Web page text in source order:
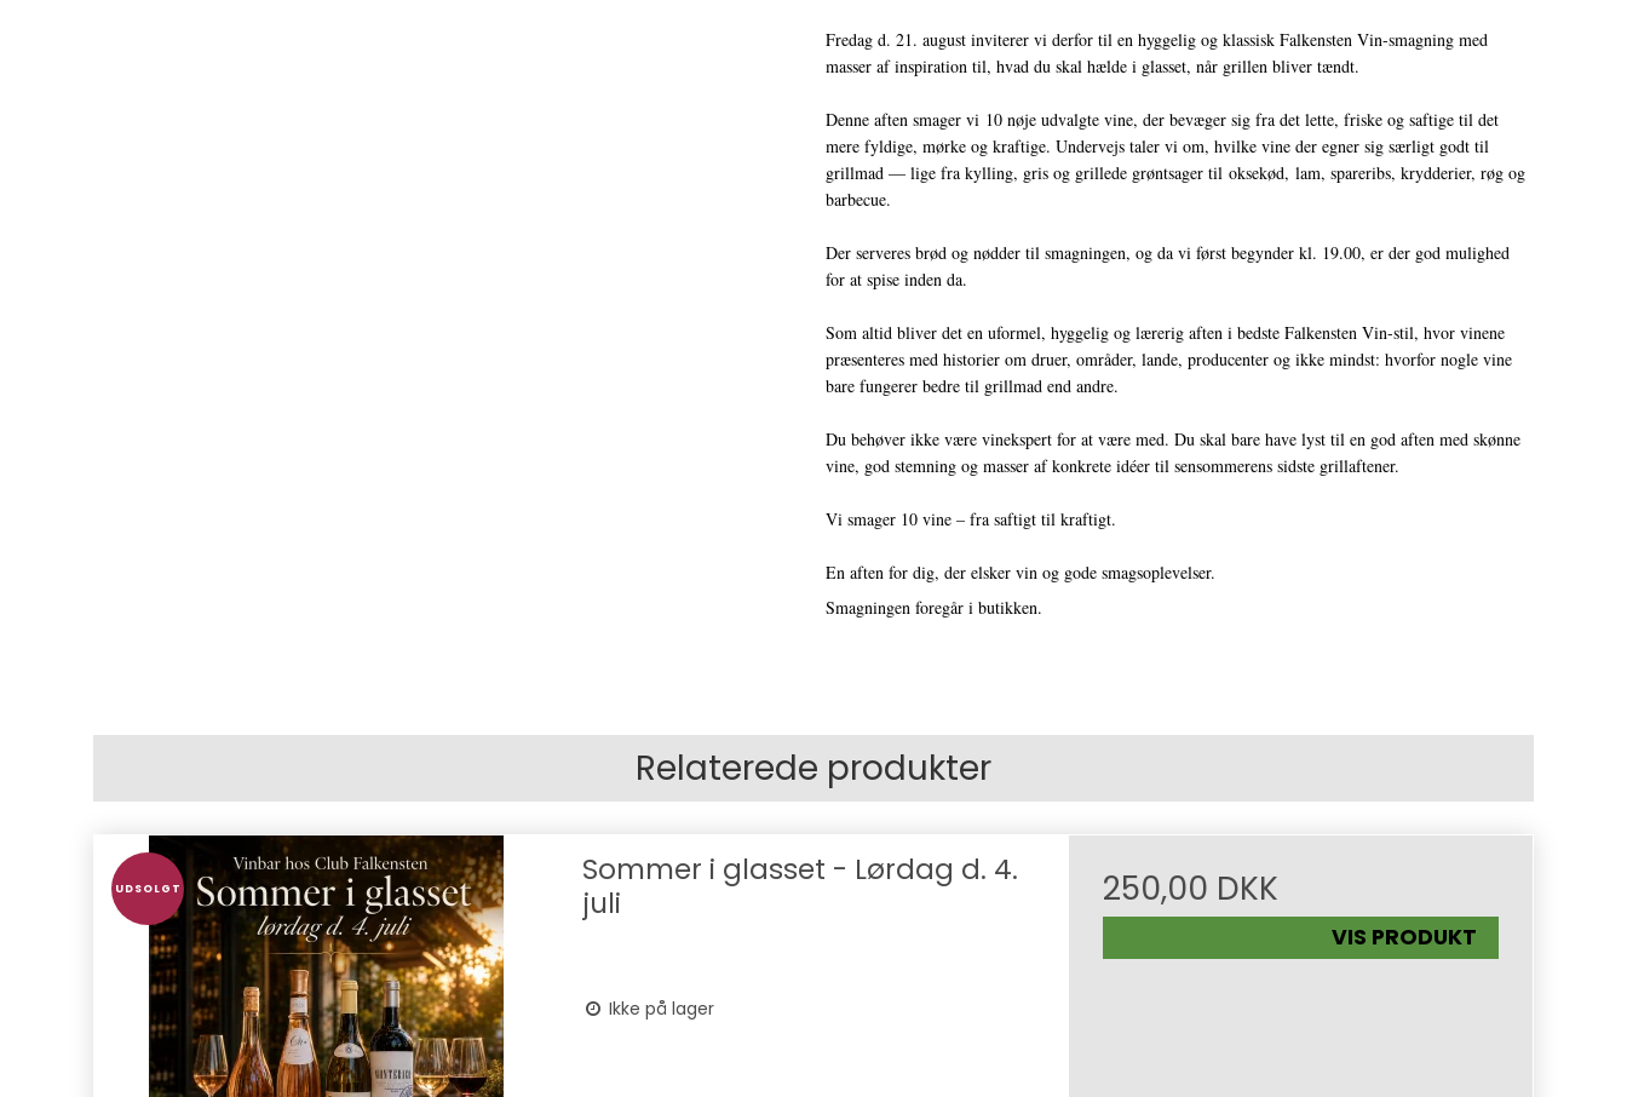
Fredag d. 21. august inviterer vi derfor til en hyggelig og klassisk Falkensten Vin-smagning med
masser af inspiration til, hvad du skal hælde i glasset, når grillen bliver tændt.
Denne aften smager vi 10 nøje udvalgte vine, der bevæger sig fra det lette, friske og saftige til det
mere fyldige, mørke og kraftige. Undervejs taler vi om, hvilke vine der egner sig særligt godt til
grillmad — lige fra kylling, gris og grillede grøntsager til oksekød, lam, spareribs, krydderier, røg og
barbecue.
Der serveres brød og nødder til smagningen, og da vi først begynder kl. 19.00, er der god mulighed
for at spise inden da.
Som altid bliver det en uformel, hyggelig og lærerig aften i bedste Falkensten Vin-stil, hvor vinene
præsenteres med historier om druer, områder, lande, producenter og ikke mindst: hvorfor nogle vine
bare fungerer bedre til grillmad end andre.
Du behøver ikke være vinekspert for at være med. Du skal bare have lyst til en god aften med skønne
vine, god stemning og masser af konkrete idéer til sensommerens sidste grillaftener.
Vi smager 10 vine – fra saftigt til kraftigt.
En aften for dig, der elsker vin og gode smagsoplevelser.
Smagningen foregår i butikken.
Relaterede produkter
UDSOLGT
Sommer i glasset - Lørdag d. 4.
juli
Ikke på lager
250,00 DKK
VIS PRODUKT